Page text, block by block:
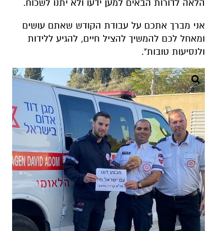
הלאה לדורות הבאים למען ידעו ולא יתנו לשכוח.
אני מברך אתכם על עבודת הקודש שאתם עושים
ומאחל לכם להמשיך להציל חיים, להגיע ללידות
ולנסיעות טובות".